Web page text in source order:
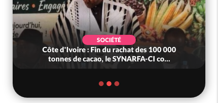
SOCIÉTÉ
Côte d'Ivoire : Fin du rachat des 100 000
tonnes de cacao, le SYNARFA-CI co...